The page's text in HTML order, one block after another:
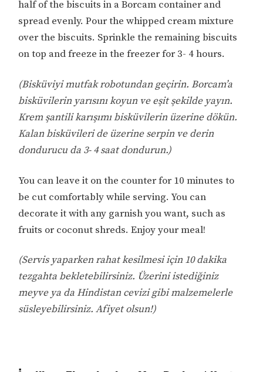
half of the biscuits in a Borcam container and
spread evenly. Pour the whipped cream mixture
over the biscuits. Sprinkle the remaining biscuits
on top and freeze in the freezer for 3- 4 hours.
(Bisküviyi mutfak robotundan geçirin. Borcam’a
bisküvilerin yarısını koyun ve eşit şekilde yayın.
Krem şantili karışımı bisküvilerin üzerine dökün.
Kalan bisküvileri de üzerine serpin ve derin
dondurucu da 3- 4 saat dondurun.)
You can leave it on the counter for 10 minutes to
be cut comfortably while serving. You can
decorate it with any garnish you want, such as
fruits or coconut shreds. Enjoy your meal!
(Servis yaparken rahat kesilmesi için 10 dakika
tezgahta bekletebilirsiniz. Üzerini istediğiniz
meyve ya da Hindistan cevizi gibi malzemelerle
süsleyebilirsiniz. Afiyet olsun!)